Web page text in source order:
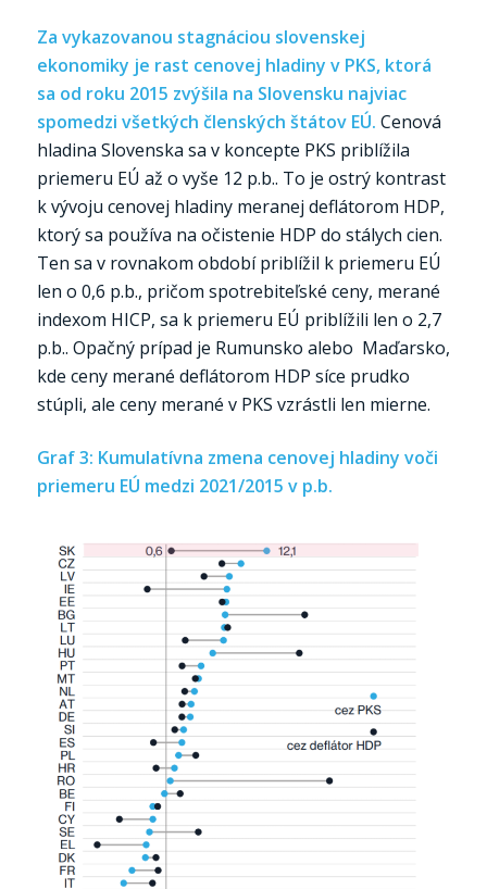
Za vykazovanou stagnáciou slovenskej
ekonomiky je rast cenovej hladiny v PKS, ktorá
sa od roku 2015 zvýšila na Slovensku najviac
spomedzi všetkých členských štátov EÚ. Cenová
hladina Slovenska sa v koncepte PKS priblížila
priemeru EÚ až o vyše 12 p.b.. To je ostrý kontrast
k vývoju cenovej hladiny meranej deflátorom HDP,
ktorý sa používa na očistenie HDP do stálych cien.
Ten sa v rovnakom období priblížil k priemeru EÚ
len o 0,6 p.b., pričom spotrebiteľské ceny, merané
indexom HICP, sa k priemeru EÚ priblížili len o 2,7
p.b.. Opačný prípad je Rumunsko alebo Maďarsko,
kde ceny merané deflátorom HDP síce prudko
stúpli, ale ceny merané v PKS vzrástli len mierne.
Graf 3: Kumulatívna zmena cenovej hladiny voči
priemeru EÚ medzi 2021/2015 v p.b.